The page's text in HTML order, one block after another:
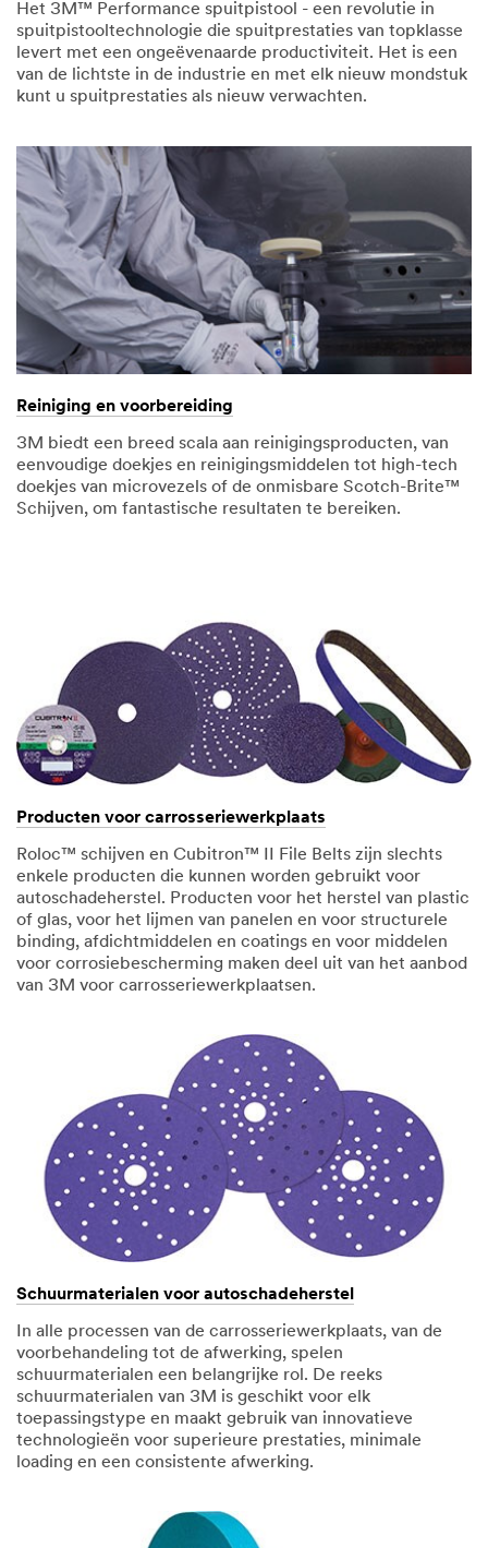
Het 3M™ Performance spuitpistool - een revolutie in
spuitpistooltechnologie die spuitprestaties van topklasse
levert met een ongeëvenaarde productiviteit. Het is een
van de lichtste in de industrie en met elk nieuw mondstuk
kunt u spuitprestaties als nieuw verwachten.
Reiniging en voorbereiding
3M biedt een breed scala aan reinigingsproducten, van
eenvoudige doekjes en reinigingsmiddelen tot high-tech
doekjes van microvezels of de onmisbare Scotch-Brite™
Schijven, om fantastische resultaten te bereiken.
Producten voor carrosseriewerkplaats
Roloc™ schijven en Cubitron™ II File Belts zijn slechts
enkele producten die kunnen worden gebruikt voor
autoschadeherstel. Producten voor het herstel van plastic
of glas, voor het lijmen van panelen en voor structurele
binding, afdichtmiddelen en coatings en voor middelen
voor corrosiebescherming maken deel uit van het aanbod
van 3M voor carrosseriewerkplaatsen.
Schuurmaterialen voor autoschadeherstel
In alle processen van de carrosseriewerkplaats, van de
voorbehandeling tot de afwerking, spelen
schuurmaterialen een belangrijke rol. De reeks
schuurmaterialen van 3M is geschikt voor elk
toepassingstype en maakt gebruik van innovatieve
technologieën voor superieure prestaties, minimale
loading en een consistente afwerking.